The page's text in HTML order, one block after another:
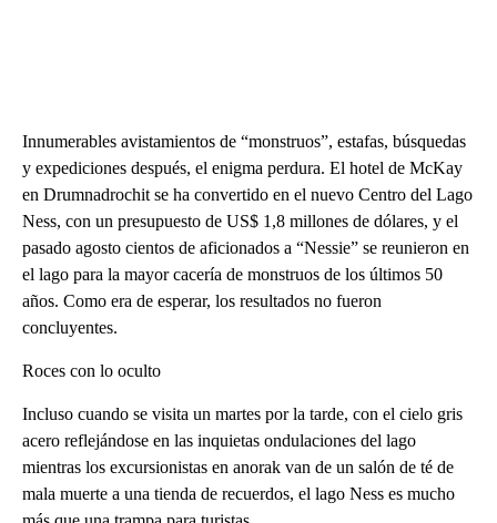
Innumerables avistamientos de “monstruos”, estafas, búsquedas
y expediciones después, el enigma perdura. El hotel de McKay
en Drumnadrochit se ha convertido en el nuevo Centro del Lago
Ness, con un presupuesto de US$ 1,8 millones de dólares, y el
pasado agosto cientos de aficionados a “Nessie” se reunieron en
el lago para la mayor cacería de monstruos de los últimos 50
años. Como era de esperar, los resultados no fueron
concluyentes.
Roces con lo oculto
Incluso cuando se visita un martes por la tarde, con el cielo gris
acero reflejándose en las inquietas ondulaciones del lago
mientras los excursionistas en anorak van de un salón de té de
mala muerte a una tienda de recuerdos, el lago Ness es mucho